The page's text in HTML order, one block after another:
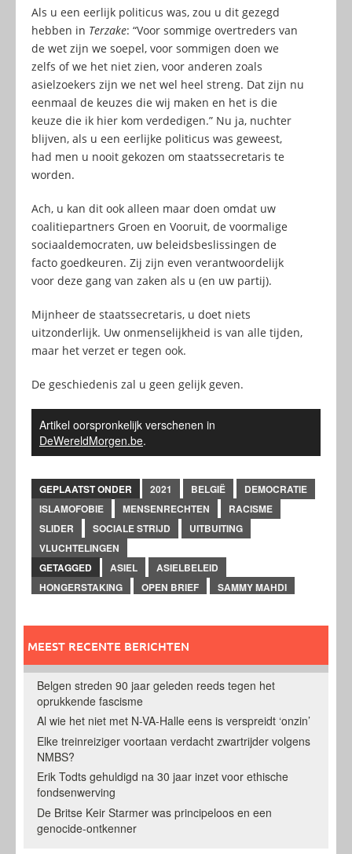
Als u een eerlijk politicus was, zou u dit gezegd
hebben in Terzake: “Voor sommige overtreders van
de wet zijn we soepel, voor sommigen doen we
zelfs of we het niet zien, voor anderen zoals
asielzoekers zijn we net wel heel streng. Dat zijn nu
eenmaal de keuzes die wij maken en het is die
keuze die ik hier kom verdedigen.” Nu ja, nuchter
blijven, als u een eerlijke politicus was geweest,
had men u nooit gekozen om staatssecretaris te
worden.
Ach, u kan dit ook alleen maar doen omdat uw
coalitiepartners Groen en Vooruit, de voormalige
sociaaldemocraten, uw beleidsbeslissingen de
facto goedkeuren. Zij zijn even verantwoordelijk
voor deze gang van zaken als u (en uw partij).
Mijnheer de staatssecretaris, u doet niets
uitzonderlijk. Uw onmenselijkheid is van alle tijden,
maar het verzet er tegen ook.
De geschiedenis zal u geen gelijk geven.
Artikel oorspronkelijk verschenen in
DeWereldMorgen.be.
GEPLAATST ONDER 2021 BELGIË
DEMOCRATIE
ISLAMOFOBIE
MENSENRECHTEN
RACISME
SLIDER
SOCIALE STRIJD
UITBUITING
VLUCHTELINGEN
GETAGGED
ASIEL
ASIELBELEID
HONGERSTAKING
OPEN BRIEF SAMMY MAHDI
MEEST RECENTE BERICHTEN
Belgen streden 90 jaar geleden reeds tegen het
oprukkende fascisme
Al wie het niet met N-VA-Halle eens is verspreidt ‘onzin’
Elke treinreiziger voortaan verdacht zwartrijder volgens
NMBS?
Erik Todts gehuldigd na 30 jaar inzet voor ethische
fondsenwerving
De Britse Keir Starmer was principeloos en een
genocide-ontkenner